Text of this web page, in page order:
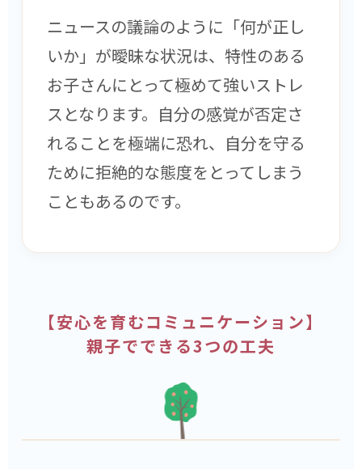
ニュースの議論のように「何が正し
いか」が曖昧な状況は、特性のある
お子さんにとって極めて強いストレ
スとなります。自分の感覚が否定さ
れることを極端に恐れ、自分を守る
ために拒絶的な態度をとってしまう
こともあるのです。
【安心を育むコミュニケーション】
親子でできる3つの工夫